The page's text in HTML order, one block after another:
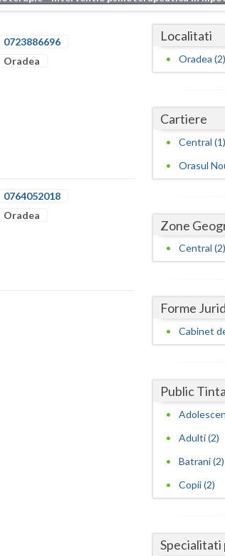
0723886696
Oradea
0764052018
Oradea
Localitati
Oradea (2)
Cartiere
Central (1)
Orasul
Zone
Central (2)
Forme
Cabinet
Public Tinta
Adulti (2)
Batrani (2)
Copii (2)